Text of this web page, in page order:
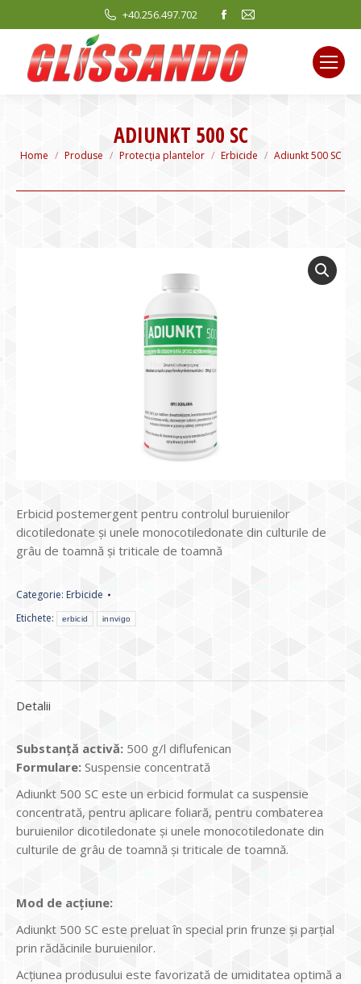
+40.256.497.702
Facebook
opens
in
new
Mail
new
ADIUNKT 500 SC
You are here:
Home Produse Protecția plantelor Erbicide Adiunkt 500 SC
Erbicid postemergent pentru controlul buruienilor
dicotiledonate și unele monocotiledonate din culturile de
grâu de toamnă și triticale de toamnă
Categorie: Erbicide
Etichete:
erbicid innvigo
Detalii
Substanță activă: 500 g/l diflufenican
Formulare: Suspensie concentrată
Adiunkt 500 SC este un erbicid formulat ca suspensie
concentrată, pentru aplicare foliară, pentru combaterea
buruienilor dicotiledonate și unele monocotiledonate din
culturile de grâu de toamnă și triticale de toamnă.
Mod de acțiune:
Adiunkt 500 SC este preluat în special prin frunze și parțial
prin rădăcinile buruienilor.
Acțiunea produsului este favorizată de umiditatea optimă a